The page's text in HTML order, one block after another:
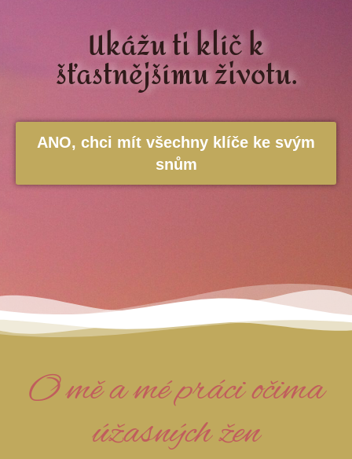
Ukážu ti klíč k
šťastnějšímu životu.
ANO, chci mít všechny klíče ke svým
snům
O mě a mé práci očima
úžasných žen